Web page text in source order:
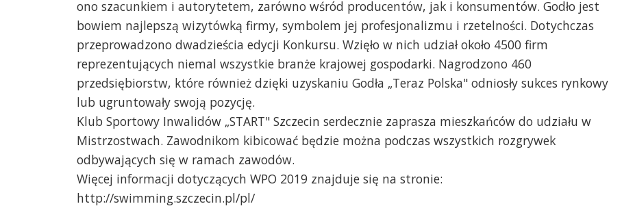
ono szacunkiem i autorytetem, zarówno wśród producentów, jak i konsumentów. Godło jest
bowiem najlepszą wizytówką firmy, symbolem jej profesjonalizmu i rzetelności. Dotychczas
przeprowadzono dwadzieścia edycji Konkursu. Wzięło w nich udział około 4500 firm
reprezentujących niemal wszystkie branże krajowej gospodarki. Nagrodzono 460
przedsiębiorstw, które również dzięki uzyskaniu Godła „Teraz Polska" odniosły sukces rynkowy
lub ugruntowały swoją pozycję.
Klub Sportowy Inwalidów „START" Szczecin serdecznie zaprasza mieszkańców do udziału w
Mistrzostwach. Zawodnikom kibicować będzie można podczas wszystkich rozgrywek
odbywających się w ramach zawodów.
Więcej informacji dotyczących WPO 2019 znajduje się na stronie:
http://swimming.szczecin.pl/pl/